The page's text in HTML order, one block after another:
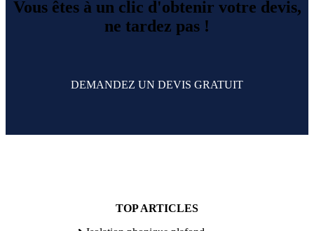
Vous êtes à un clic d'obtenir votre devis,
ne tardez pas !
DEMANDEZ UN DEVIS GRATUIT
TOP ARTICLES